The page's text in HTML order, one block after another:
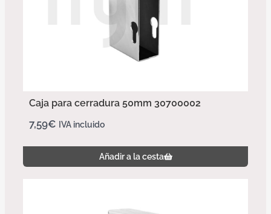
Caja para cerradura 50mm 30700002
7,59€ IVA incluido
Añadir a la cesta